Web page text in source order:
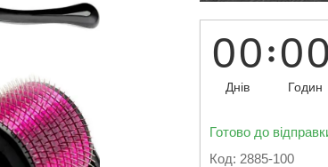
00
Днів
00
Годин
Готово до
Код: 2885-100